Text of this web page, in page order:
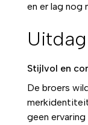
en er lag nog
Stijlvol en
De broers
geen